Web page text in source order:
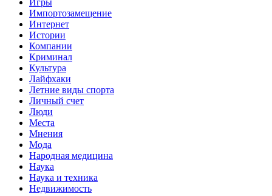
Импортозамещение
Интернет
Истории
Компании
Криминал
Культура
Лайфхаки
Летние виды спорта
Личный счет
Люди
Места
Мнения
Мода
Народная медицина
Наука
Наука и техника
Недвижимость